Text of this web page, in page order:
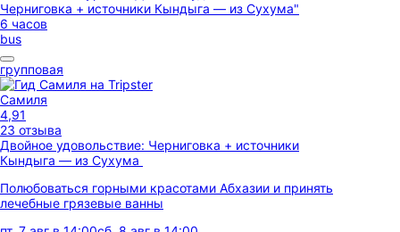
6 часов
bus
групповая
Самиля
4,91
23 отзыва
Двойное удовольствие: Черниговка + источники
Кындыга — из Сухума
Полюбоваться горными красотами Абхазии и принять
лечебные грязевые ванны